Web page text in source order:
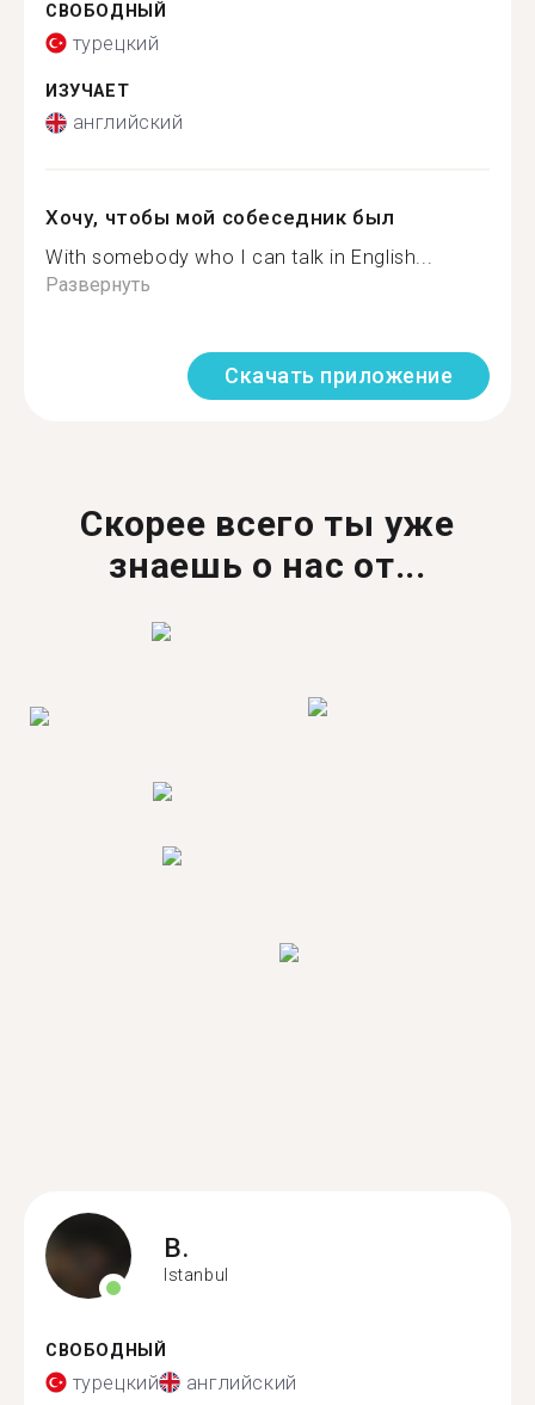
СВОБОДНЫЙ
турецкий
ИЗУЧАЕТ
английский
Хочу, чтобы мой собеседник был
With somebody who I can talk in English...
Развернуть
Скачать приложение
Скорее всего ты уже
знаешь о нас от...
B.
Istanbul
СВОБОДНЫЙ
турецкий английский